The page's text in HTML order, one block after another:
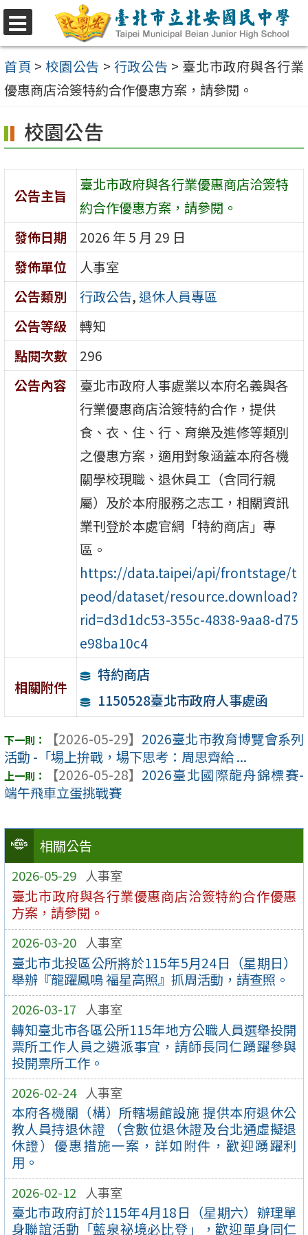
選
單
跳
至
主
要
容
區
首頁 > 校園公告 > 行政公告 > 臺北市政府與各行業
優惠商店洽簽特約合作優惠方案，請參閱。
相關公告
2026-05-29 人事室
臺北市政府與各行業優惠商店洽簽特約合作優惠
方案，請參閱。
2026-03-20 人事室
臺北市北投區公所將於115年5月24日（星期日）
舉辦『龍躍鳳鳴 福星高照』抓周活動，請查照。
2026-03-17 人事室
轉知臺北市各區公所115年地方公職人員選舉投開
票所工作人員之遴派事宜，請師長同仁踴躍參與
投開票所工作。
2026-02-24 人事室
本府各機關（構）所轄場館設施 提供本府退休公
教人員持退休證 （含數位退休證及台北通虛擬退
休證）優惠措施一案，詳如附件，歡迎踴躍利
用。
2026-02-12 人事室
臺北市政府訂於115年4月18日（星期六）辦理單
身聯誼活動「藍泉祕境必比登」，歡迎單身同仁
校園公告
公告主旨
臺北市政府與各行業優惠商店洽簽特
約合作優惠方案，請參閱。
發佈日期
2026 年 5 月 29 日
發佈單位
人事室
公告類別
行政公告, 退休人員專區
公告等級
轉知
點閱次數
296
公告內容
臺北市政府人事處業以本府名義與各
行業優惠商店洽簽特約合作，提供
食、衣、住、行、育樂及進修等類別
之優惠方案，適用對象涵蓋本府各機
關學校現職、退休員工（含同行親
屬）及於本府服務之志工，相關資訊
業刊登於本處官網「特約商店」專
區。
https://data.taipei/api/frontstage/t
peod/dataset/resource.download?
rid=d3d1dc53-355c-4838-9aa8-d75
e98ba10c4
相關附件
特約商店
1150528臺北市政府人事處函
【2026-05-29】 2026臺北市教育博覽會系列
活動 -「場上拚戰，場下思考：周思齊給 ...
【2026-05-28】 2026臺北國際龍舟錦標賽-
端午飛車立蛋挑戰賽